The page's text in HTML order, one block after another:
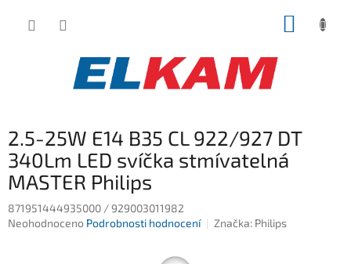
2.5-25W E14 B35 CL 922/927 DT
340Lm LED svíčka stmívatelná
MASTER Philips
871951444935000 / 929003011982
Průměrné
Neohodnoceno Podrobnosti hodnocení Značka: Philips